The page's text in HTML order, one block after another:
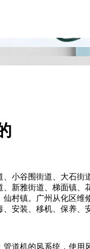
小谷围街道、大石
新雅街道、梯面镇
村镇。广州从化区
安装、移机、保养、
道机的风系统，使用